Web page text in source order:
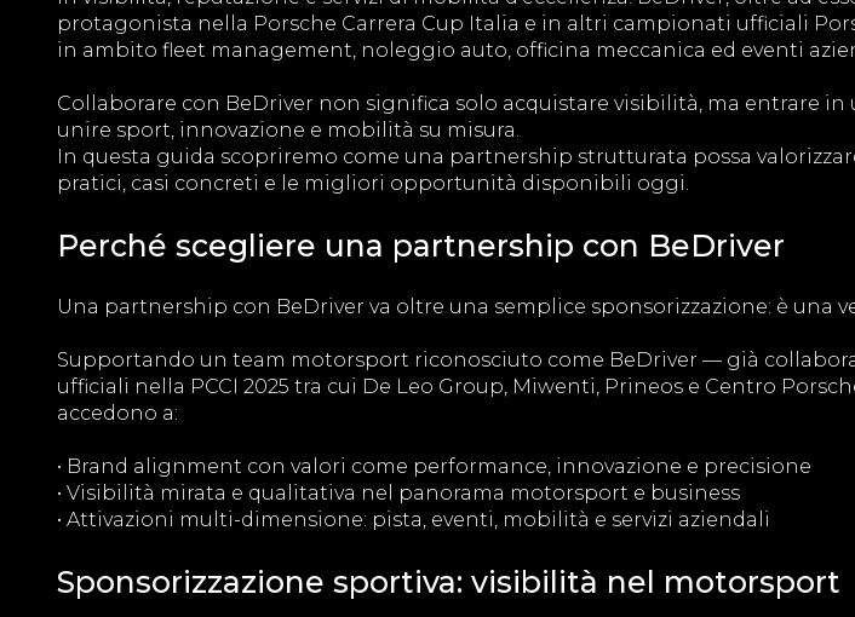
protagonista nella Porsche Carrera Cup Italia e in altri campionati ufficiali
in ambito fleet management, noleggio auto, officina meccanica ed eventi
Collaborare con BeDriver non significa solo acquistare visibilità, ma entrare in
unire sport, innovazione e mobilità su misura.
In questa guida scopriremo come una partnership strutturata possa
pratici, casi concreti e le migliori opportunità disponibili oggi.
Perché scegliere una partnership con BeDriver
Una partnership con BeDriver va oltre una semplice sponsorizzazione: è una
Supportando un team motorsport riconosciuto come BeDriver — già
ufficiali nella PCCI 2025 tra cui De Leo Group, Miwenti, Prineos e Centro
accedono a:
• Brand alignment con valori come performance, innovazione e precisione
• Visibilità mirata e qualitativa nel panorama motorsport e business
• Attivazioni multi-dimensione: pista, eventi, mobilità e servizi aziendali
Sponsorizzazione sportiva: visibilità nel motorsport